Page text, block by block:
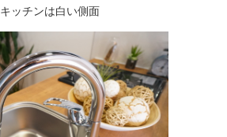
キッチンは白い側面